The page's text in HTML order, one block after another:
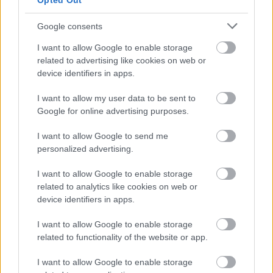
Google consents
I want to allow Google to enable storage
related to advertising like cookies on web or
device identifiers in apps.
I want to allow my user data to be sent to
Google for online advertising purposes.
I want to allow Google to send me
personalized advertising.
I want to allow Google to enable storage
related to analytics like cookies on web or
device identifiers in apps.
I want to allow Google to enable storage
related to functionality of the website or app.
I want to allow Google to enable storage
Aranyglóbuszt a
legjobb színésznőnek járó díjat Kate Winslet
alakításáért a férfiaknál pedig Idris Elba lett
Luther) a jutalmazott. A legjobb tévésorozat-
mellékszereplő a férfiaknál Peter Dinklage
lett a Trónok harcá
ért. a nőknél pedig Jessica
Lange azAmerican Horror Story-ért.
Morgan Freemant a Cecil B. DeMille Életmű-
díjban részesítették. A díjkiosztót
kategóriában egymással is versenyző
Angelina Jolie és Pedro Almodóvar
bejelentette, hogy a jövőben közös filmet
kíván forgatni.
a Mark Wahlberg főszereplésével bemutatott